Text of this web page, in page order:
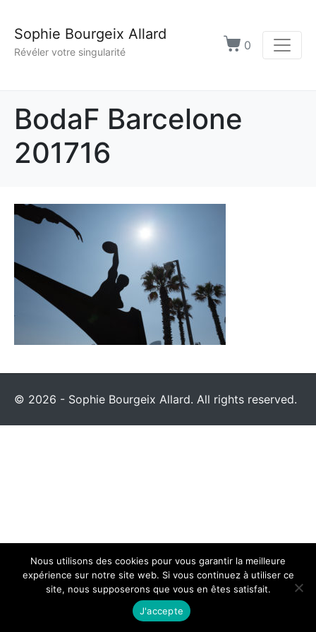
Sophie Bourgeix Allard
Révéler votre singularité 0
BodaF Barcelone
201716
© 2026 - Sophie Bourgeix Allard. All rights reserved.
Nous utilisons des cookies pour vous garantir la meilleure
expérience sur notre site web. Si vous continuez à utiliser ce
site, nous supposerons que vous en êtes satisfait.
J'accepte